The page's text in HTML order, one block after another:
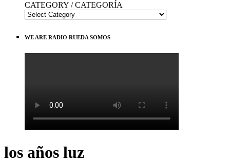
CATEGORY / CATEGORÍA
WE ARE RADIO RUEDA SOMOS
los años luz